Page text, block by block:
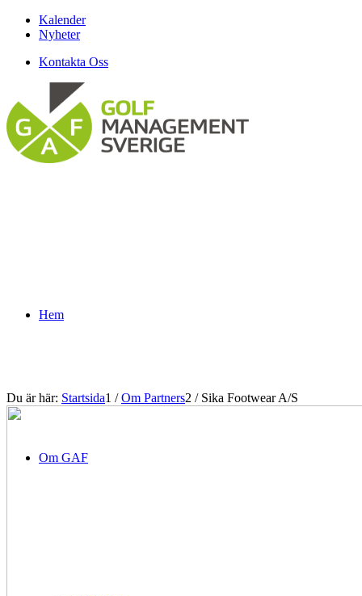
Kalender
Nyheter
Kontakta Oss
Hem
Om GAF
Du är här: Startsida1 / Om Partners2 / Sika Footwear A/S